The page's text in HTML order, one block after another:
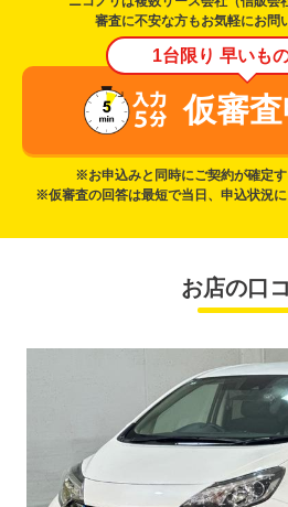
審査に不安な方もお気軽にお問
1台限り 早いも
仮審
※お申込みと同時にご契約が確定
※仮審査の回答は最短で当日、申込状況に
お店の口